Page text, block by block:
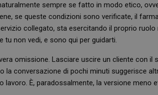
sempre se fatto in modo etico,
se queste condizioni sono verificate, il
collegato, sta esercitando il proprio ruolo
tu non vedi, e sono qui per guidarti.
omissione. Lasciare uscire un cliente con il
la conversazione di pochi minuti suggerisce
lavoro. È, paradossalmente, la versione meno